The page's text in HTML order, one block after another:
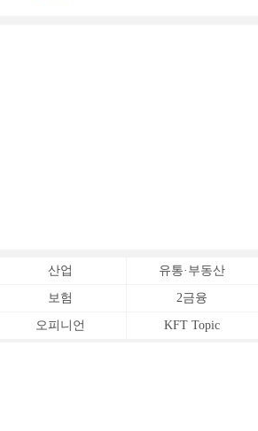
산업 유통·부동산
보험 2금융
오피니언 KFT Topic